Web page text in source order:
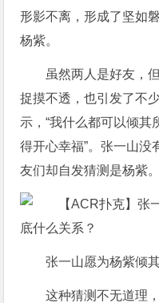
形影不离，形成了坚如
杨紫。
虽然两人是好友，
捉摸不透，也引发了不
示，“我什么都可以倾其
得开心幸福”。张一山没
友们却自发猜测是杨紫。
张一山愿为杨紫倾
这种猜测不无道理